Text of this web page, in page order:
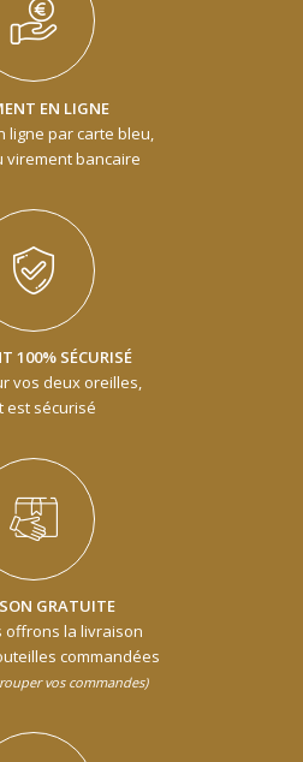
EN LIGNE
ligne par carte bleu,
virement bancaire
100% SÉCURISÉ
vos deux oreilles,
est sécurisé
GRATUITE
offrons la livraison
commandées
vos commandes)